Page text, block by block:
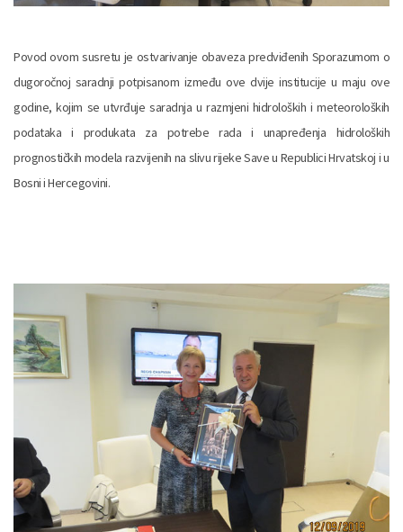
Povod ovom susretu je ostvarivanje obaveza predviđenih Sporazumom o
dugoročnoj saradnji potpisanom između ove dvije institucije u maju ove
godine, kojim se utvrđuje saradnja u razmjeni hidroloških i meteoroloških
podataka i produkata za potrebe rada i unapređenja hidroloških
prognostičkih modela razvijenih na slivu rijeke Save u Republici Hrvatskoj i u
Bosni i Hercegovini.